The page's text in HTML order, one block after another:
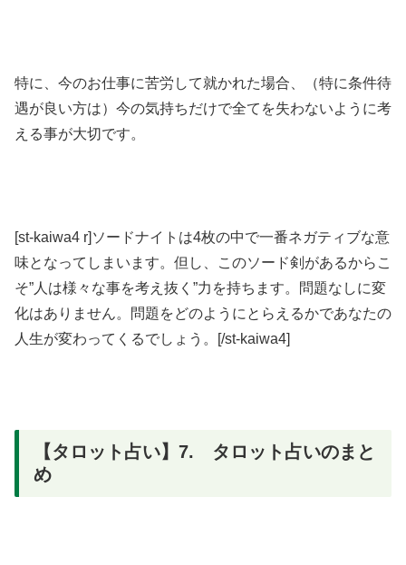
特に、今のお仕事に苦労して就かれた場合、（特に条件待
遇が良い方は）今の気持ちだけで全てを失わないように考
える事が大切です。
[st-kaiwa4 r]ソードナイトは4枚の中で一番ネガティブな意
味となってしまいます。但し、このソード剣があるからこ
そ”人は様々な事を考え抜く”力を持ちます。問題なしに変
化はありません。問題をどのようにとらえるかであなたの
人生が変わってくるでしょう。[/st-kaiwa4]
【タロット占い】7. タロット占いのまと
め